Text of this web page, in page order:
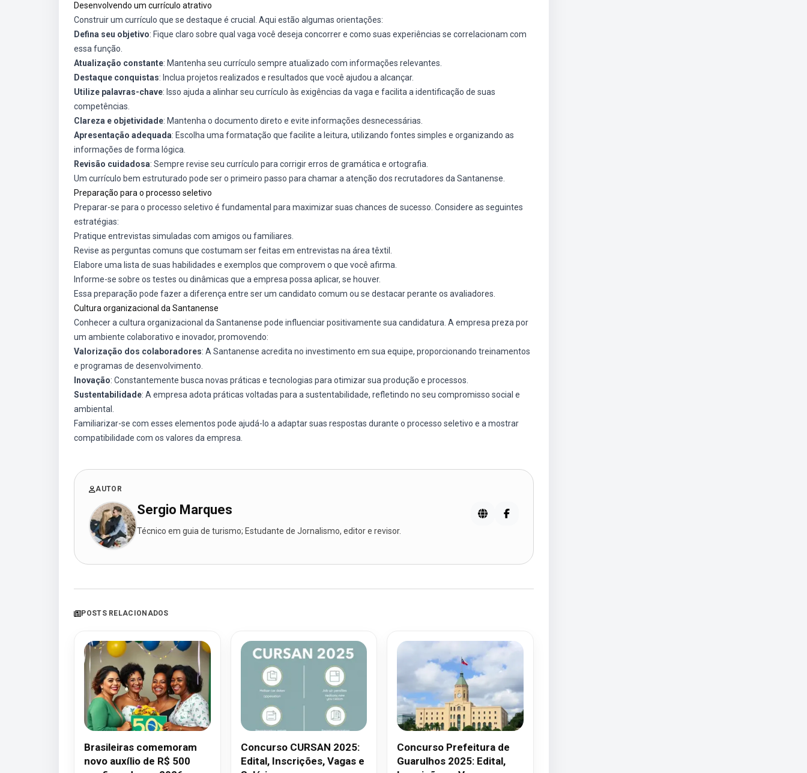
Desenvolvendo um currículo atrativo
Construir um currículo que se destaque é crucial. Aqui estão algumas orientações:
Defina seu objetivo: Fique claro sobre qual vaga você deseja concorrer e como suas experiências se correlacionam com
essa função.
Atualização constante: Mantenha seu currículo sempre atualizado com informações relevantes.
Destaque conquistas: Inclua projetos realizados e resultados que você ajudou a alcançar.
Utilize palavras-chave: Isso ajuda a alinhar seu currículo às exigências da vaga e facilita a identificação de suas
competências.
Clareza e objetividade: Mantenha o documento direto e evite informações desnecessárias.
Apresentação adequada: Escolha uma formatação que facilite a leitura, utilizando fontes simples e organizando as
informações de forma lógica.
Revisão cuidadosa: Sempre revise seu currículo para corrigir erros de gramática e ortografia.
Um currículo bem estruturado pode ser o primeiro passo para chamar a atenção dos recrutadores da Santanense.
Preparação para o processo seletivo
Preparar-se para o processo seletivo é fundamental para maximizar suas chances de sucesso. Considere as seguintes
estratégias:
Pratique entrevistas simuladas com amigos ou familiares.
Revise as perguntas comuns que costumam ser feitas em entrevistas na área têxtil.
Elabore uma lista de suas habilidades e exemplos que comprovem o que você afirma.
Informe-se sobre os testes ou dinâmicas que a empresa possa aplicar, se houver.
Essa preparação pode fazer a diferença entre ser um candidato comum ou se destacar perante os avaliadores.
Cultura organizacional da Santanense
Conhecer a cultura organizacional da Santanense pode influenciar positivamente sua candidatura. A empresa preza por
um ambiente colaborativo e inovador, promovendo:
Valorização dos colaboradores: A Santanense acredita no investimento em sua equipe, proporcionando treinamentos
e programas de desenvolvimento.
Inovação: Constantemente busca novas práticas e tecnologias para otimizar sua produção e processos.
Sustentabilidade: A empresa adota práticas voltadas para a sustentabilidade, refletindo no seu compromisso social e
ambiental.
Familiarizar-se com esses elementos pode ajudá-lo a adaptar suas respostas durante o processo seletivo e a mostrar
compatibilidade com os valores da empresa.
AUTOR
Sergio Marques
Técnico em guia de turismo; Estudante de Jornalismo, editor e revisor.
POSTS RELACIONADOS
Brasileiras comemoram
novo auxílio de R$ 500
Concurso CURSAN 2025:
Edital, Inscrições, Vagas e
Concurso Prefeitura de
Guarulhos 2025: Edital,